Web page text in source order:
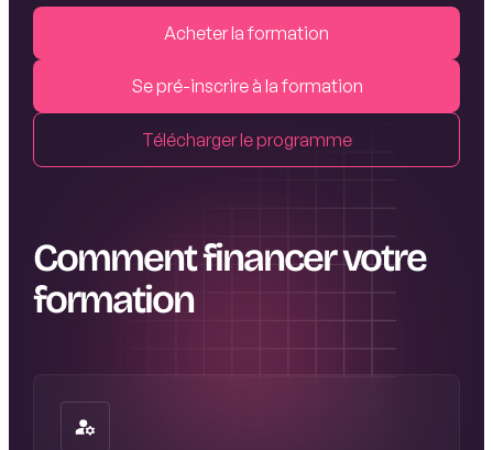
Acheter la formation
Se pré-inscrire à la formation
Télécharger le programme
Comment financer votre
formation